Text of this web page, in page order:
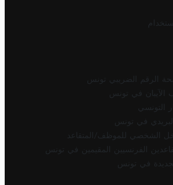
الرقم الضريبي تونس
في تونس
التونسي
في تونس
الشخصي للموظف/المتقاعد
الفرنسيين المقيمين في تونس
في تونس